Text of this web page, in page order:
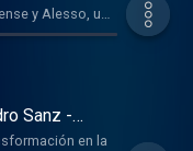
y Alesso, uno
de la
Sanz -
en la